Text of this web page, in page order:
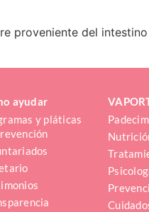
proveniente del
ayudar
y pláticas